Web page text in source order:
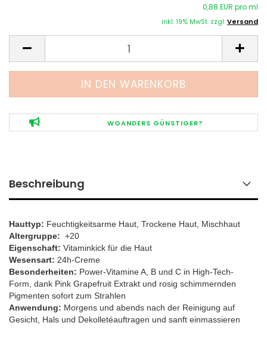
0,88 EUR pro ml
inkl. 19% MwSt. zzgl.Versand
WOANDERS GÜNSTIGER?
Beschreibung
Hauttyp: Feuchtigkeitsarme Haut, Trockene Haut, Mischhaut
Altergruppe: +20
Eigenschaft: Vitaminkick für die Haut
Wesensart: 24h-Creme
Besonderheiten: Power-Vitamine A, B und C in High-Tech-
Form, dank Pink Grapefruit Extrakt und rosig schimmernden
Pigmenten sofort zum Strahlen
​Anwendung: Morgens und abends nach der Reinigung auf
Gesicht, Hals und Dekolletéauftragen und sanft einmassieren